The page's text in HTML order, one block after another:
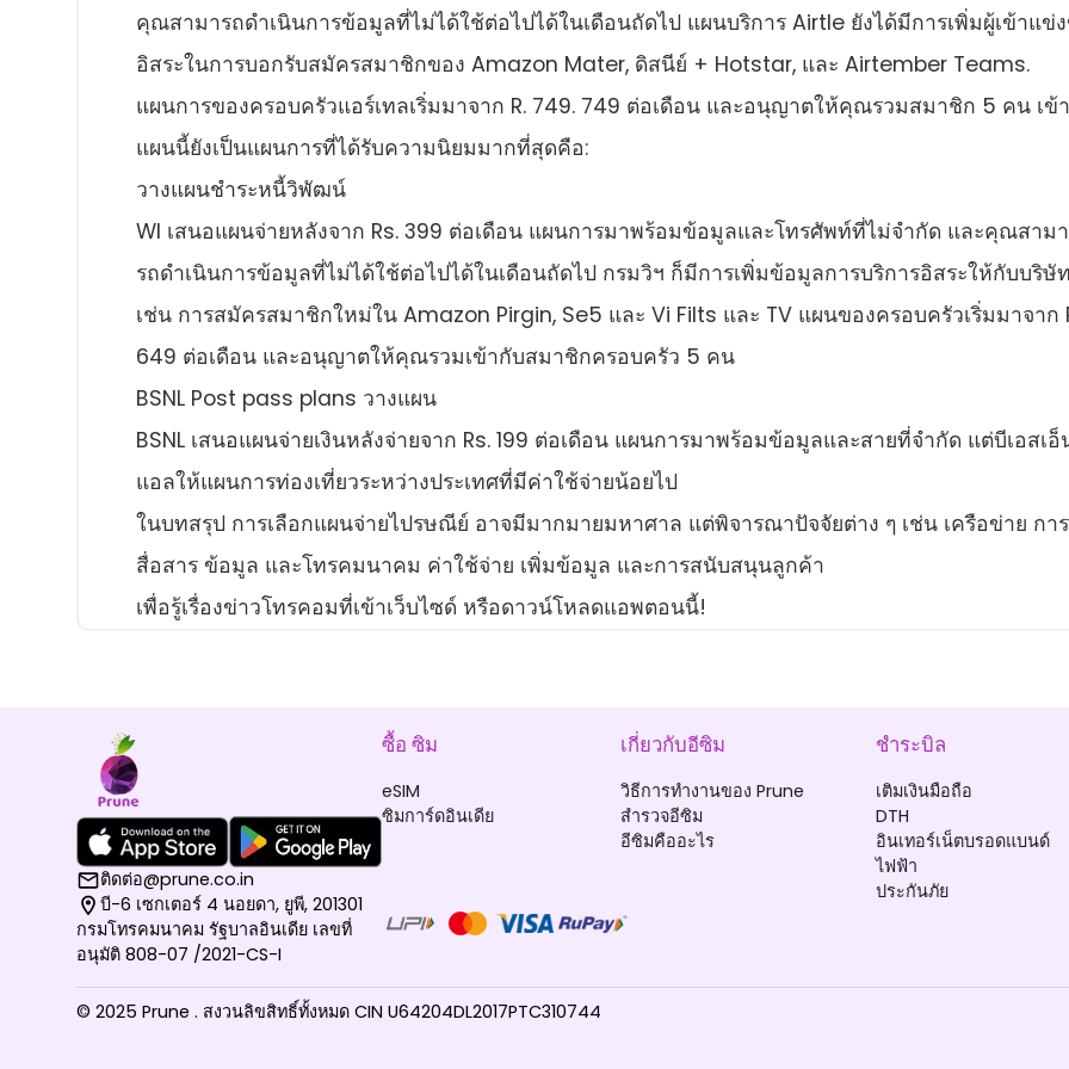
คุณสามารถดําเนินการข้อมูลที่ไม่ได้ใช้ต่อไปได้ในเดือนถัดไป แผนบริการ Airtle ยังได้มีการเพิ่มผู้เข้าแข่
อิสระในการบอกรับสมัครสมาชิกของ Amazon Mater, ดิสนีย์ + Hotstar, และ Airtember Teams.
แผนการของครอบครัวแอร์เทลเริ่มมาจาก R. 749. 749 ต่อเดือน และอนุญาตให้คุณรวมสมาชิก 5 คน เข้
แผนนี้ยังเป็นแผนการที่ได้รับความนิยมมากที่สุดคือ:
วางแผนชําระหนี้วิพัฒน์
WI เสนอแผนจ่ายหลังจาก Rs. 399 ต่อเดือน แผนการมาพร้อมข้อมูลและโทรศัพท์ที่ไม่จํากัด และคุณสามา
รถดําเนินการข้อมูลที่ไม่ได้ใช้ต่อไปได้ในเดือนถัดไป กรมวิฯ ก็มีการเพิ่มข้อมูลการบริการอิสระให้กับบริษัท
เช่น การสมัครสมาชิกใหม่ใน Amazon Pirgin, Se5 และ Vi Filts และ TV แผนของครอบครัวเริ่มมาจาก
649 ต่อเดือน และอนุญาตให้คุณรวมเข้ากับสมาชิกครอบครัว 5 คน
BSNL Post pass plans วางแผน
BSNL เสนอแผนจ่ายเงินหลังจ่ายจาก Rs. 199 ต่อเดือน แผนการมาพร้อมข้อมูลและสายที่จํากัด แต่บีเอสเอ็
แอลให้แผนการท่องเที่ยวระหว่างประเทศที่มีค่าใช้จ่ายน้อยไป
ในบทสรุป การเลือกแผนจ่ายไปรษณีย์ อาจมีมากมายมหาศาล แต่พิจารณาปัจจัยต่าง ๆ เช่น เครือข่าย การ
สื่อสาร ข้อมูล และโทรคมนาคม ค่าใช้จ่าย เพิ่มข้อมูล และการสนับสนุนลูกค้า
เพื่อรู้เรื่องข่าวโทรคอมที่เข้าเว็บไซด์ หรือดาวน์โหลดแอพตอนนี้!
ติดต่อ@prune.co.in
บี-6 เซกเตอร์ 4 นอยดา, ยูพี, 201301
กรมโทรคมนาคม รัฐบาลอินเดีย เลขที่
อนุมัติ 808-07 /2021-CS-I
ซื้อ ซิม
eSIM
ซิมการ์ดอินเดีย
เกี่ยวกับอีซิม
วิธีการทำงานของ Prune
สำรวจอีซิม
อีซิมคืออะไร
ชำระบิล
เติมเงินมือถือ
DTH
อินเทอร์เน็ตบรอดแบนด์
ไฟฟ้า
ประกันภัย
© 2025 Prune . สงวนลิขสิทธิ์ทั้งหมด CIN U64204DL2017PTC310744